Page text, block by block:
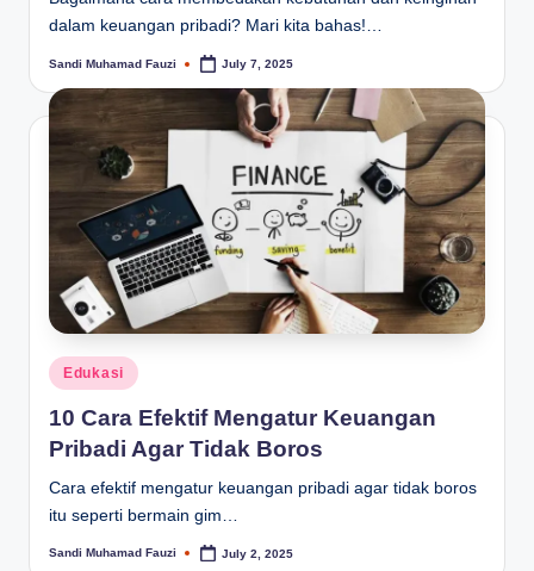
dalam keuangan pribadi? Mari kita bahas!…
Posted
Sandi Muhamad Fauzi July 7, 2025
Posted
in
Edukasi
10 Cara Efektif Mengatur Keuangan
Pribadi Agar Tidak Boros
Cara efektif mengatur keuangan pribadi agar tidak boros
itu seperti bermain gim…
Posted
Sandi Muhamad Fauzi July 2, 2025